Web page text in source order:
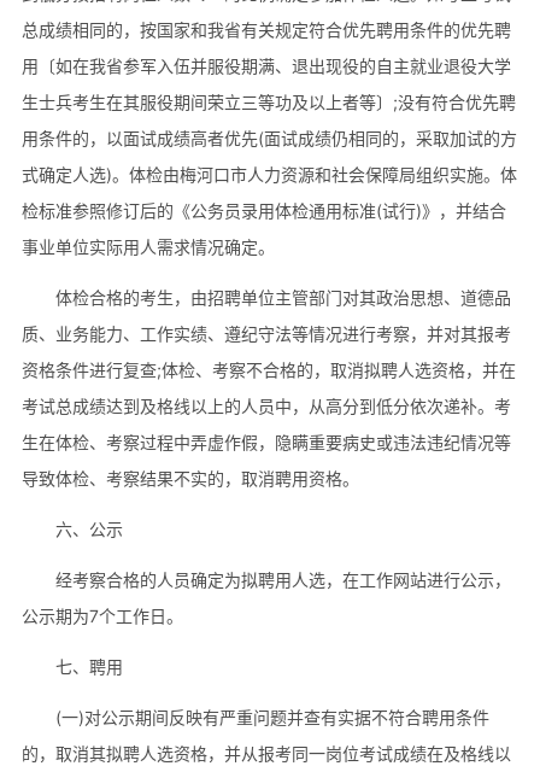
总成绩相同的，按国家和我省有关规定符合优先聘用条件的优先聘
用〔如在我省参军入伍并服役期满、退出现役的自主就业退役大学
生士兵考生在其服役期间荣立三等功及以上者等〕;没有符合优先聘
用条件的，以面试成绩高者优先(面试成绩仍相同的，采取加试的方
式确定人选)。体检由梅河口市人力资源和社会保障局组织实施。体
检标准参照修订后的《公务员录用体检通用标准(试行)》，并结合
事业单位实际用人需求情况确定。
体检合格的考生，由招聘单位主管部门对其政治思想、道德品
质、业务能力、工作实绩、遵纪守法等情况进行考察，并对其报考
资格条件进行复查;体检、考察不合格的，取消拟聘人选资格，并在
考试总成绩达到及格线以上的人员中，从高分到低分依次递补。考
生在体检、考察过程中弄虚作假，隐瞒重要病史或违法违纪情况等
导致体检、考察结果不实的，取消聘用资格。
六、公示
经考察合格的人员确定为拟聘用人选，在工作网站进行公示，
公示期为7个工作日。
七、聘用
(一)对公示期间反映有严重问题并查有实据不符合聘用条件
的，取消其拟聘人选资格，并从报考同一岗位考试成绩在及格线以